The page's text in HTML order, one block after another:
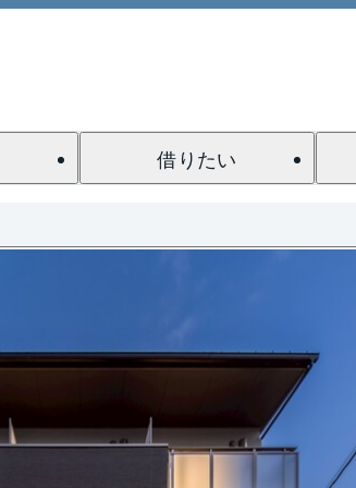
借りたい